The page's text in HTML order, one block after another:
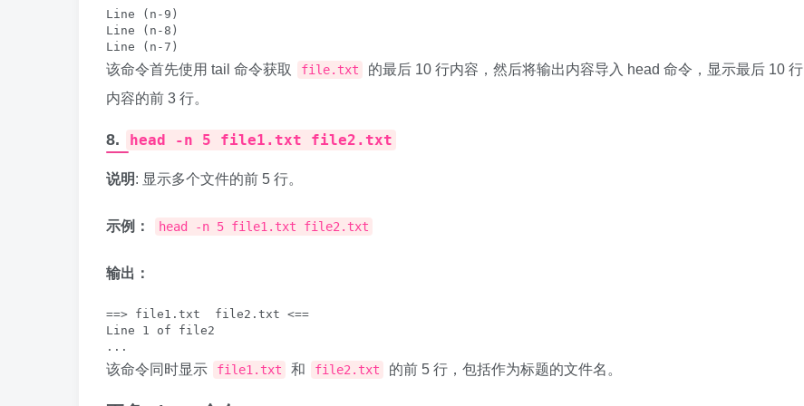
Line (n-9)
Line (n-8)
该命令首先使用 tail 命令获取 file.txt
的最后 10 行内容，然后将输出内容导入 head 命令，显示最后 10 行
内容的前 3 行。
8. head -n 5 file1.txt file2.txt
说明: 显示多个文件的前 5 行。
示例： head -n 5 file1.txt file2.txt
输出：
==> file1.txt  file2.txt <==
Line 1 of file2
该命令同时显示 file1.txt 和 file2.txt 的前 5 行，包括作为标题的文件名。